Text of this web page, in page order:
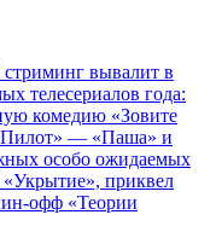
вывалит в
телесериалов года:
комедию «Зовите
— «Паша» и
особо ожидаемых
«Укрытие», приквел
офф «Теории